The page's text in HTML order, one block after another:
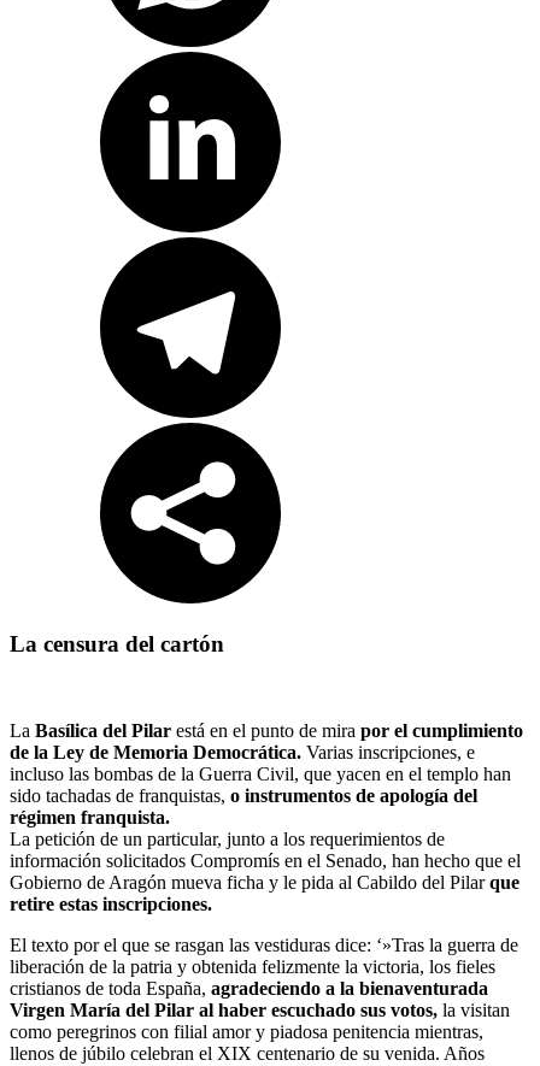
La censura del cartón
La Basílica del Pilar está en el punto de mira por el cumplimiento
de la Ley de Memoria Democrática. Varias inscripciones, e
incluso las bombas de la Guerra Civil, que yacen en el templo han
sido tachadas de franquistas, o instrumentos de apología del
régimen franquista.
La petición de un particular, junto a los requerimientos de
información solicitados Compromís en el Senado, han hecho que el
Gobierno de Aragón mueva ficha y le pida al Cabildo del Pilarque
retire estas inscripciones.
El texto por el que se rasgan las vestiduras dice: ‘»Tras la guerra de
liberación de la patria y obtenida felizmente la victoria, los fieles
cristianos de toda España, agradeciendo a la bienaventurada
Virgen María del Pilar al haber escuchado sus votos, la visitan
como peregrinos con filial amor y piadosa penitencia mientras,
llenos de júbilo celebran el XIX centenario de su venida. Años